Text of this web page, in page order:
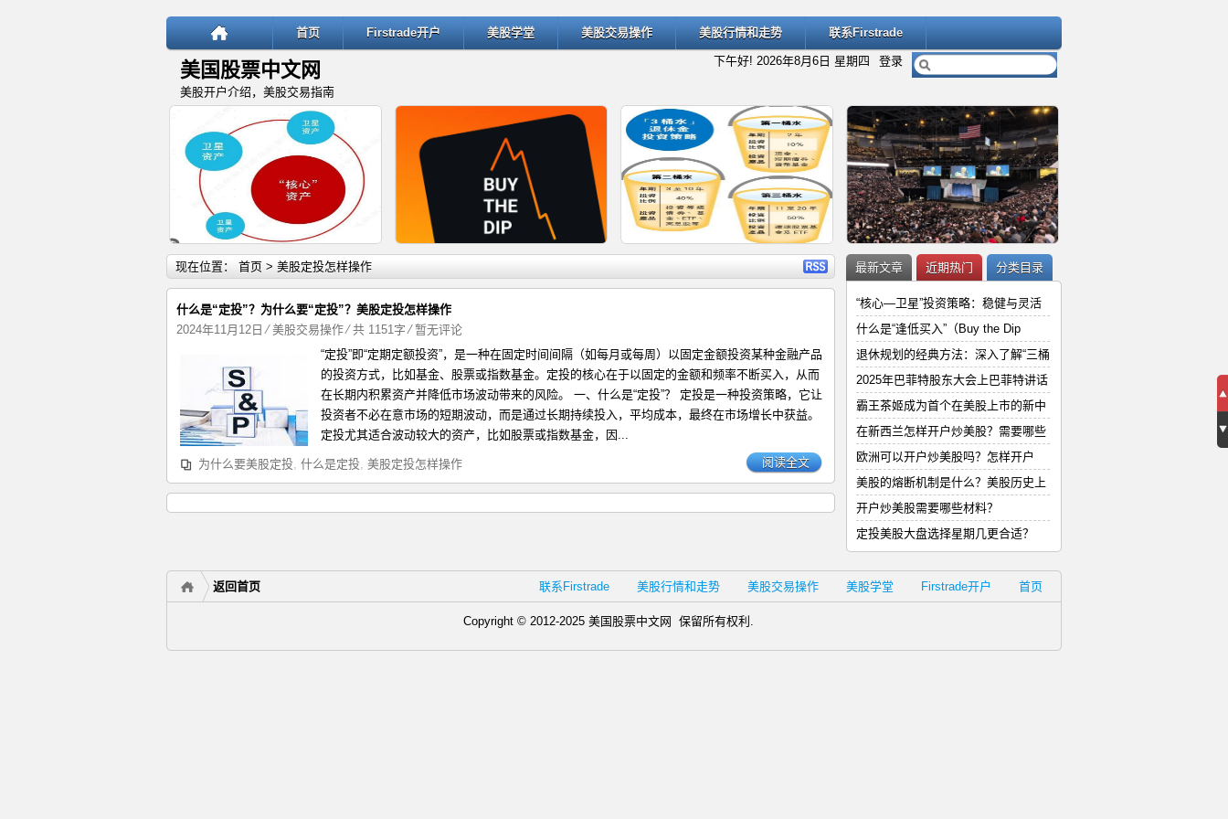
首页 Firstrade开户 美股学堂 美股交易操作 美股行情和走势 联系Firstrade
登录
下午好! 2026年8月6日 星期四
美国股票中文网
美股开户介绍，美股交易指南
详细内容
“核心—卫星”投资策略：稳健与
详细内容
什么是“逢低买入”（Buy the D
详细内容
退休规划的经典方法：深入了解“
详细内容
2025年巴菲特股东大会上巴菲特讲
现在位置： 首页 > 美股定投怎样操作
什么是“定投”？为什么要“定投”？美股定投怎样操作
2024年11月12日 ⁄美股交易操作⁄ 共 1151字⁄暂无评论
“定投”即“定期定额投资”，是一种在固定时间间隔（如每月或每周）以固定金额投资某种金融产品
的投资方式，比如基金、股票或指数基金。定投的核心在于以固定的金额和频率不断买入，从而
在长期内积累资产并降低市场波动带来的风险。 一、什么是“定投”？ 定投是一种投资策略，它让
投资者不必在意市场的短期波动，而是通过长期持续投入，平均成本，最终在市场增长中获益。
定投尤其适合波动较大的资产，比如股票或指数基金，因...
为什么要美股定投, 什么是定投, 美股定投怎样操作 阅读全文
最新文章 近期热门 分类目录
“核心—卫星”投资策略：稳健与灵活
什么是“逢低买入”（Buy the Dip
退休规划的经典方法：深入了解“三桶
2025年巴菲特股东大会上巴菲特讲话
和
霸王茶姬成为首个在美股上市的新中
式
在新西兰怎样开户炒美股？需要哪些
材
欧洲可以开户炒美股吗？怎样开户
美股的熔断机制是什么？美股历史上
的
开户炒美股需要哪些材料？
定投美股大盘选择星期几更合适？
首页
Firstrade开户
美股学堂
美股交易操作
美股行情和走势
联系Firstrade
返回首页
Copyright © 2012-2025 美国股票中文网 保留所有权利.